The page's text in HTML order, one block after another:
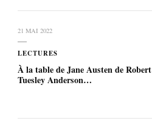
21 MAI 2022
LECTURES
À la table de Jane Austen de Robert
Tuesley Anderson…